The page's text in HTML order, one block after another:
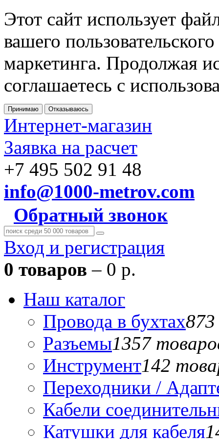
Этот сайт использует
вашего
маркетинга. Продолжая
соглашаетесь с
Принимаю Отказываюсь
Интернет-магазин
Заявка на расчет
+7 495 502 91 48
info@1000-metrov.com
Обратный звонок
Вход и регистрация
0 товаров – 0 р.
Наш каталог
Провода в бухтах
Разъемы1357
Инструмент142
Переходники /
Кабели
Катушки для кабеля